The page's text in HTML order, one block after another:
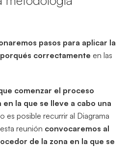
pasos para aplicar la
correctamente en las
comenzar el proceso
la que se lleve a cabo una
es posible recurrir al Diagrama
reunión convocaremos al
de la zona en la que se